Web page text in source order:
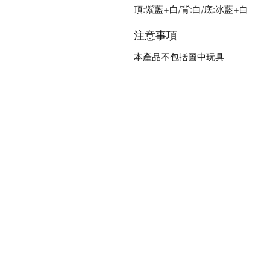
頂:紫藍+白/背:白/底:冰藍+白
注意事項
本產品不包括圖中玩具